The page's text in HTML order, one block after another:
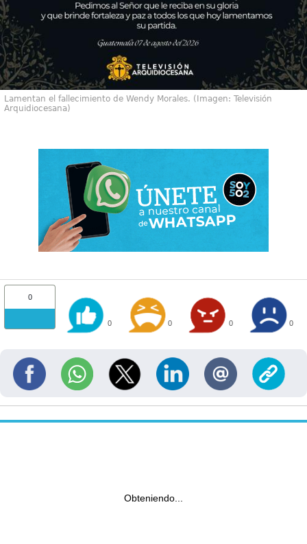
Lamentan el fallecimiento de Wendy Morales. (Imagen: Televisión
Arquidiocesana)
0
0 0 0 0
Obteniendo...